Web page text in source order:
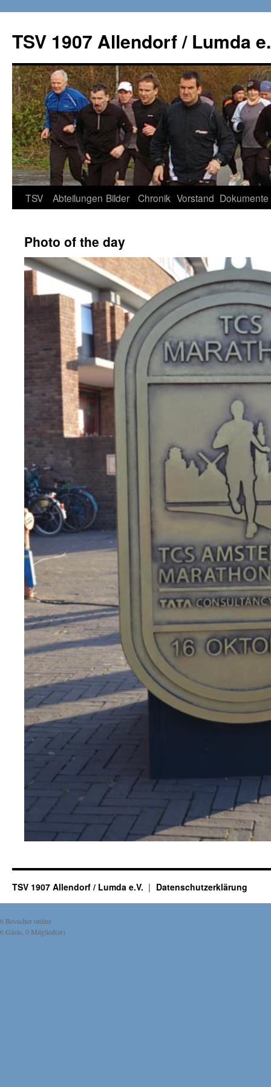
TSV 1907 Allendorf / Lumda
Zum
springen
TSV Abteilungen Bilder Chronik Vorstand Dokumente
Photo of the day
TSV 1907 Allendorf / Lumda e.V. Datenschutzerklärung
6 Besucher online
6 Gäste, 0 Mitglied(er)